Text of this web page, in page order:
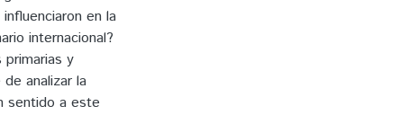
en la
internacional?
y
analizar la
sentido a este